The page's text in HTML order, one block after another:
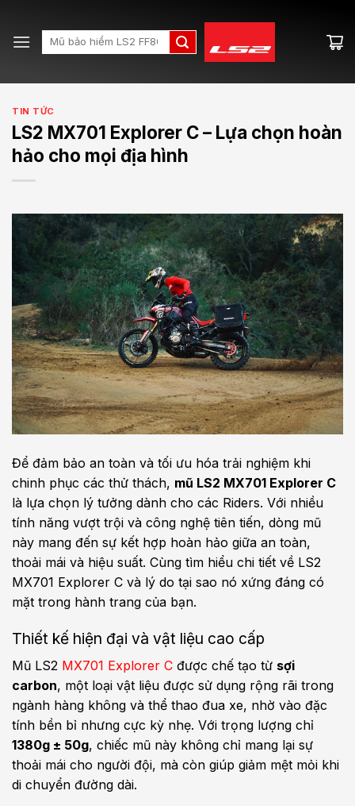
content
Search
for:
TIN TỨC
LS2 MX701 Explorer C – Lựa chọn hoàn
hảo cho mọi địa hình
Để đảm bảo an toàn và tối ưu hóa trải nghiệm khi
chinh phục các thử thách, mũ LS2 MX701 Explorer C
là lựa chọn lý tưởng dành cho các Riders. Với nhiều
tính năng vượt trội và công nghệ tiên tiến, dòng mũ
này mang đến sự kết hợp hoàn hảo giữa an toàn,
thoải mái và hiệu suất. Cùng tìm hiểu chi tiết về LS2
MX701 Explorer C và lý do tại sao nó xứng đáng có
mặt trong hành trang của bạn.
Thiết kế hiện đại và vật liệu cao cấp
Mũ LS2 MX701 Explorer C được chế tạo từ sợi
carbon, một loại vật liệu được sử dụng rộng rãi trong
ngành hàng không và thể thao đua xe, nhờ vào đặc
tính bền bỉ nhưng cực kỳ nhẹ. Với trọng lượng chỉ
1380g ± 50g, chiếc mũ này không chỉ mang lại sự
thoải mái cho người đội, mà còn giúp giảm mệt mỏi khi
di chuyển đường dài.